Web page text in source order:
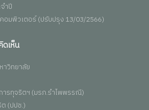
ำปี
มพิวเตอร์ (ปรับปรุง 13/03/2566)
ดเห็น
าวิทยาลัย
ารทุจริตฯ (มรภ.รำไพพรรณี)
(ปปช.)